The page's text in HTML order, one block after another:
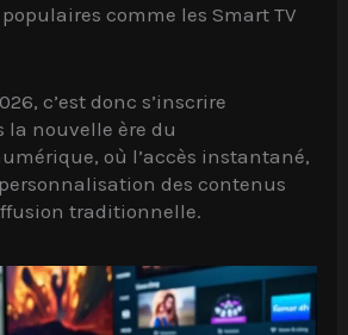
comme les Smart TV
c’est donc s’inscrire
nouvelle ère du
où l’accès instantané,
des contenus
traditionnelle.